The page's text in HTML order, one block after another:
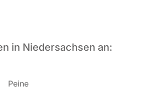
in Niedersachsen an:
Pei­ne